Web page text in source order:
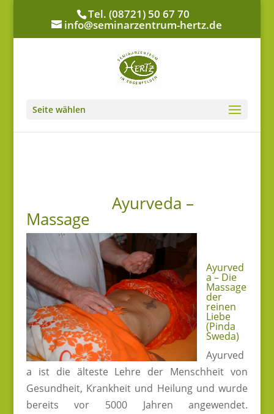
Tel. (08721) 50 67 70
info@seminarzentrum-hertz.de
Seite wählen
Ayurveda –
Massage
Ayurved
a – Die
Massage
der
reinen
Liebe
(Pinda
Sweda)
Ayurved
a ist die älteste Lehre der Menschheit von
Gesundheit, Krankheit und Heilung und wurde
bereits vor 5000 Jahren angewendet.